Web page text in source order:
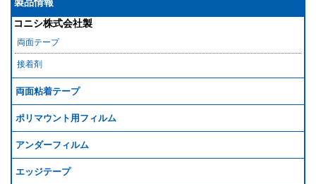
コニシ株式会社製
両面テープ
接着剤
両面粘着テープ
ポリマウント用フィルム
アンダーフィルム
エッジテープ